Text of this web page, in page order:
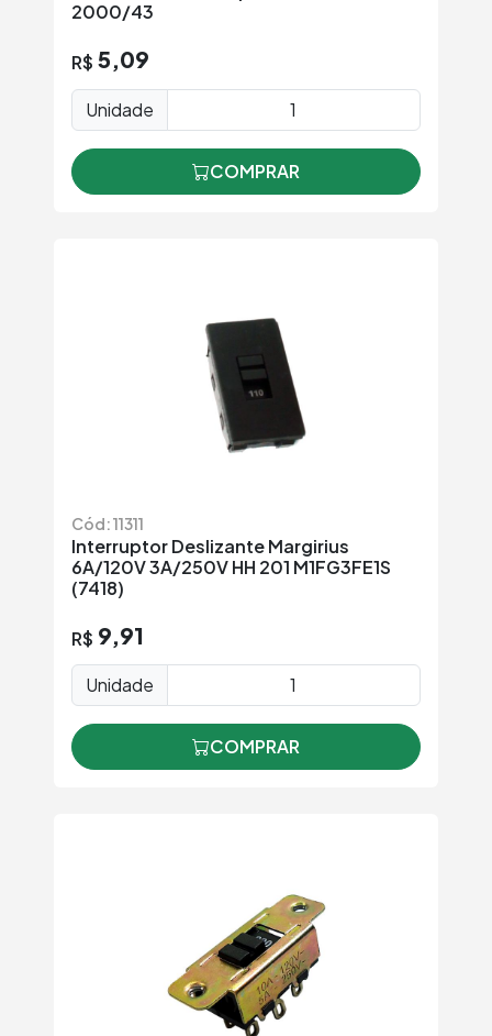
2000/43
R$ 5,09
Unidade
COMPRAR
Cód: 11311
Interruptor Deslizante Margirius
6A/120V 3A/250V HH 201 M1FG3FE1S
(7418)
R$ 9,91
Unidade
COMPRAR